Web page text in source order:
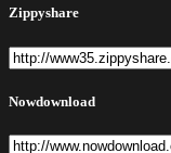
Zippyshare
Nowdownload